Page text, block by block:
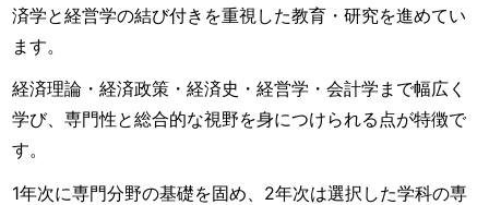
済学と経営学の結び付きを重視した教育・研究を進めてい
ます。
経済理論・経済政策・経済史・経営学・会計学まで幅広く
学び、専門性と総合的な視野を身につけられる点が特徴で
す。
1年次に専門分野の基礎を固め、2年次は選択した学科の専